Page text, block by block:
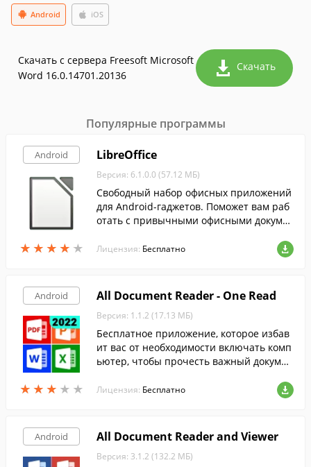
Android iOS
Скачать с сервера Freesoft Microsoft
Word 16.0.14701.20136
Скачать
Популярные программы
Android
★ ★ ★ ★ ★
★ ★ ★ ★ ★
LibreOffice
Версия: 6.1.0.0 (57.12 МБ)
Свободный набор офисных приложений
для Android-гаджетов. Поможет вам раб
отать с привычными офисными докуме
ожности по их редактированию.
Лицензия: Бесплатно
Android
★ ★ ★ ★ ★
★ ★ ★ ★ ★
All Document Reader - One Read
Версия: 1.1.2 (17.13 МБ)
Бесплатное приложение, которое избав
ит вас от необходимости включать комп
ьютер, чтобы прочесть важный докумен
ы в большинстве офисных форматов.
Лицензия: Бесплатно
Android All Document Reader and Viewer
Версия: 3.1.2 (132.2 МБ)